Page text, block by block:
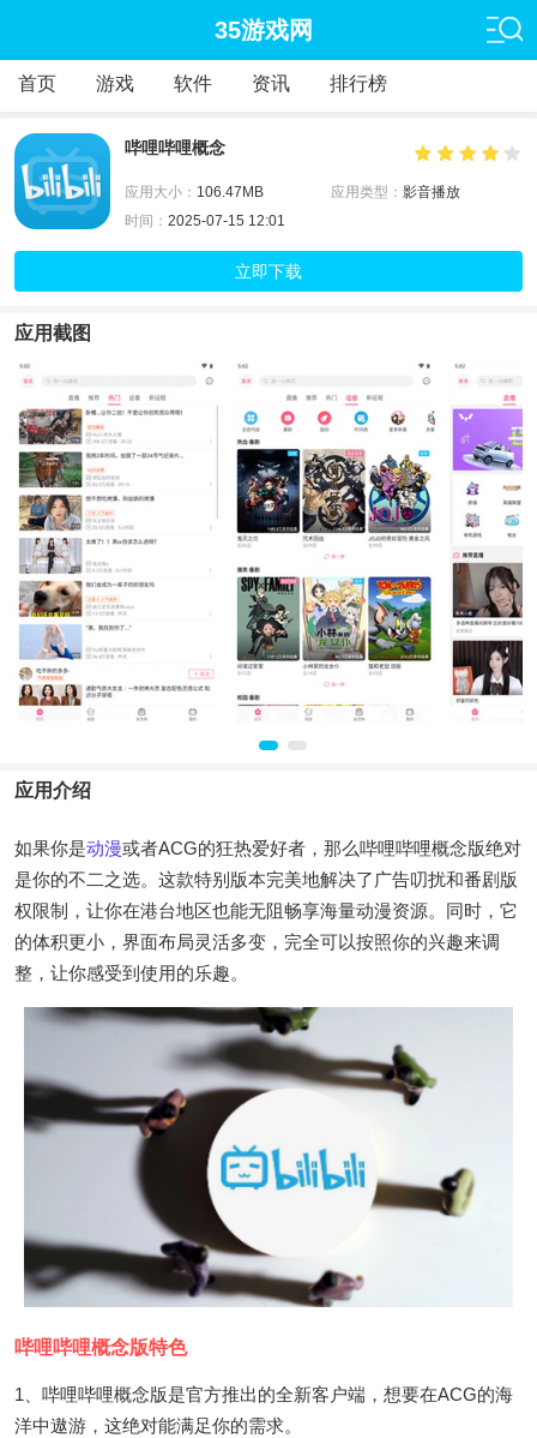
35游戏网
首页 游戏 软件 资讯 排行榜
哔哩哔哩概念
应用大小： 106.47MB 应用类型： 影音播放
时间： 2025-07-15 12:01
立即下载
应用截图
应用介绍
如果你是动漫或者ACG的狂热爱好者，那么哔哩哔哩概念版绝对
是你的不二之选。这款特别版本完美地解决了广告叨扰和番剧版
权限制，让你在港台地区也能无阻畅享海量动漫资源。同时，它
的体积更小，界面布局灵活多变，完全可以按照你的兴趣来调
整，让你感受到使用的乐趣。
哔哩哔哩概念版特色
1、哔哩哔哩概念版是官方推出的全新客户端，想要在ACG的海
洋中遨游，这绝对能满足你的需求。